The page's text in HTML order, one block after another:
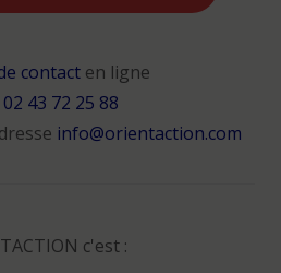
contacten ligne
02 43 72 25 88
info@orientaction.com
c'est :